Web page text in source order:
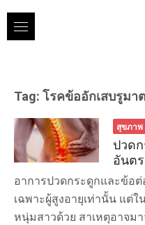
content
Tag: โรคข้ออักเสบรูมา
สุขภาพ
ปวด
อันต
อาการปวดกระดูกและข้อ
เฉพาะผู้สูงอายุเท่านั้น แ
หนุ่มสาวด้วย สาเหตุอาจม